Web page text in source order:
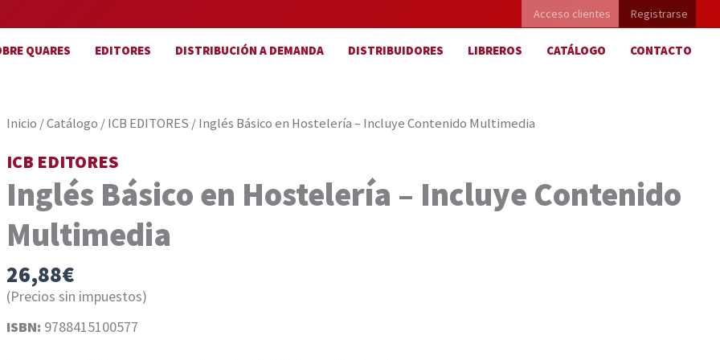
Acceso clientes Registrarse
QUARES EDITORES DISTRIBUCIÓN A DEMANDA DISTRIBUIDORES LIBREROS CATÁLOGO CONTACTO
Inicio /Catálogo /ICB EDITORES / Inglés Básico en Hostelería – Incluye Contenido Multimedia
ICB EDITORES
Inglés Básico en Hostelería – Incluye Contenido
Multimedia
26,88€
(Precios sin impuestos)
ISBN: 9788415100577